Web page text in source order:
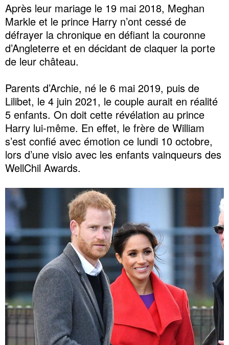
Après leur mariage le 19 mai 2018, Meghan
Markle et le prince Harry n’ont cessé de
défrayer la chronique en défiant la couronne
d’Angleterre et en décidant de claquer la porte
de leur château.
Parents d’Archie, né le 6 mai 2019, puis de
Lilibet, le 4 juin 2021, le couple aurait en réalité
5 enfants. On doit cette révélation au prince
Harry lui-même. En effet, le frère de William
s’est confié avec émotion ce lundi 10 octobre,
lors d’une visio avec les enfants vainqueurs des
WellChil Awards.